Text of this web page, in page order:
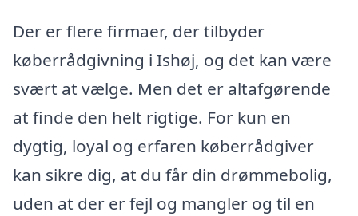
Der er flere firmaer, der tilbyder
køberrådgivning i Ishøj, og det kan være
svært at vælge. Men det er altafgørende
at finde den helt rigtige. For kun en
dygtig, loyal og erfaren køberrådgiver
kan sikre dig, at du får din drømmebolig,
uden at der er fejl og mangler og til en